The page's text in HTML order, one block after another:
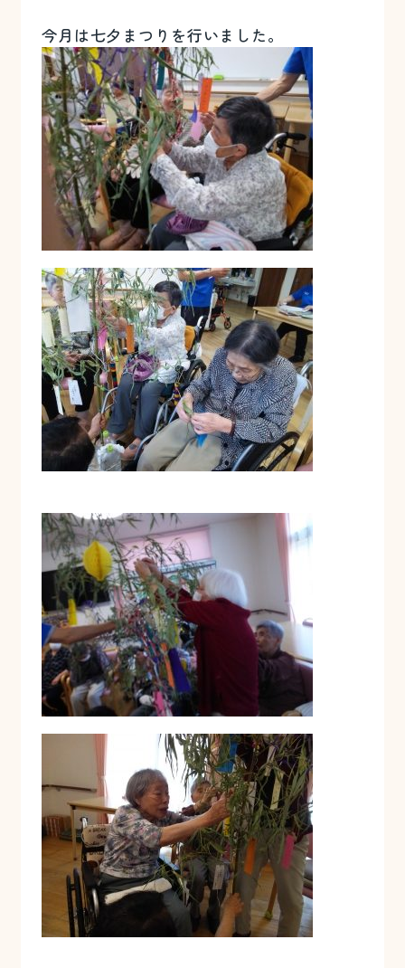
今月は七夕まつりを行いました。